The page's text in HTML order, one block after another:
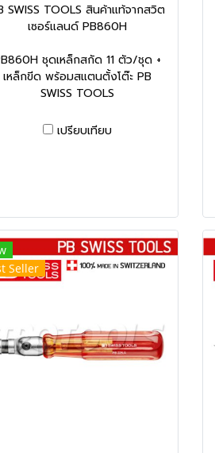
SWISS TOOLS สินค้าแท้จากสวิต
เซอร์แลนด์ PB860H
ชุดเหล็กสกัด 11 ตัว/ชุด +
เหล็กขีด พร้อมสแตนตั้งโต๊ะ PB
SWISS TOOLS
เปรียบเทียบ
Seller